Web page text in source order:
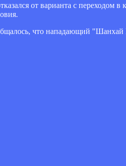
от варианта с
что нападающий